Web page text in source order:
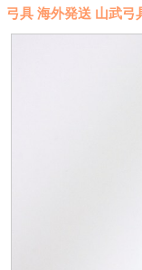
弓具 海外発送 山武弓